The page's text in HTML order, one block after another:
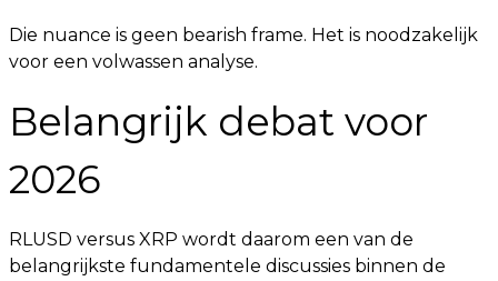
Die nuance is geen bearish frame. Het is noodzakelijk
voor een volwassen analyse.
Belangrijk debat voor
2026
RLUSD versus XRP wordt daarom een van de
belangrijkste fundamentele discussies binnen de